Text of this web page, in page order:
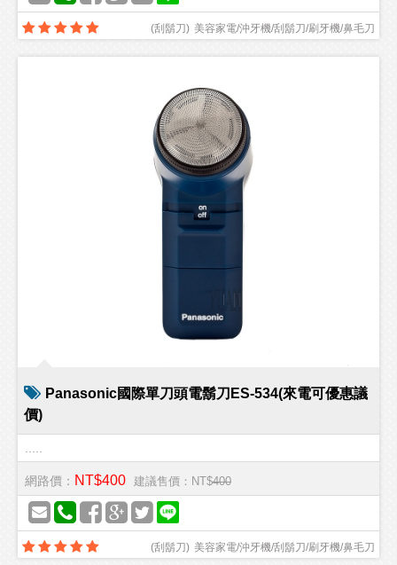
美容家電/沖牙機/刮鬍刀/刷牙機/鼻毛刀
(刮鬍刀)
Panasonic國際單刀頭電鬍刀ES-534(來電可優惠議
價)
網路價： NT$400 建議售價：NT$400
美容家電/沖牙機/刮鬍刀/刷牙機/鼻毛刀
(刮鬍刀)